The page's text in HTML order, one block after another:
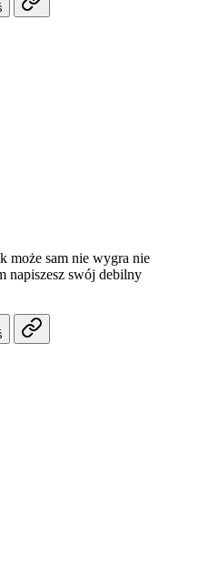
może sam nie wygra nie
napiszesz swój debilny